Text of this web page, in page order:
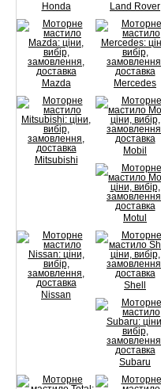
Honda Land Rover
Mazda Mercedes
Mitsubishi
Mobil
Motul
Nissan
Shell
Subaru